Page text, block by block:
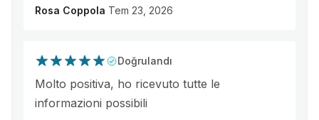
Rosa Coppola Tem 23, 2026
Doğrulandı
Molto positiva, ho ricevuto tutte le
informazioni possibili